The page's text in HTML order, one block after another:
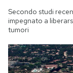
Secondo studi
impegnato a
tumori